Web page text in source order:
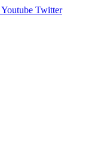
Youtube Twitter